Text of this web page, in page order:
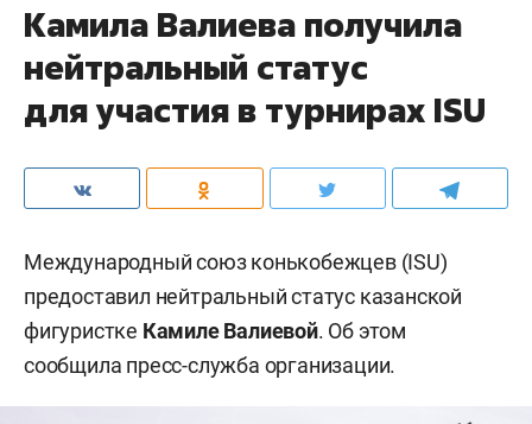
Камила Валиева получила
нейтральный статус
для участия в турнирах ISU
Международный союз конькобежцев (ISU)
предоставил нейтральный статус казанской
фигуристке Камиле Валиевой. Об этом
сообщила пресс-служба организации.